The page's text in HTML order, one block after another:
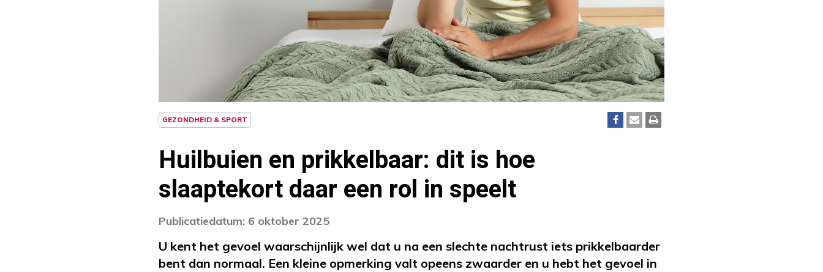
GEZONDHEID & SPORT
Huilbuien en prikkelbaar: dit is hoe
slaaptekort daar een rol in speelt
Publicatiedatum: 6 oktober 2025
U kent het gevoel waarschijnlijk wel dat u na een slechte nachtrust iets prikkelbaarder
bent dan normaal. Een kleine opmerking valt opeens zwaarder en u hebt het gevoel in